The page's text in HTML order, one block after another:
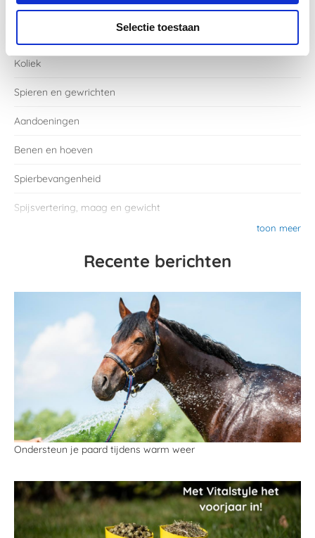
Selectie toestaan
Categorieën
Koliek
Spieren en gewrichten
Aandoeningen
Benen en hoeven
Spierbevangenheid
Spijsvertering, maag en gewicht
toon meer
Recente berichten
Ondersteun je paard tijdens warm weer